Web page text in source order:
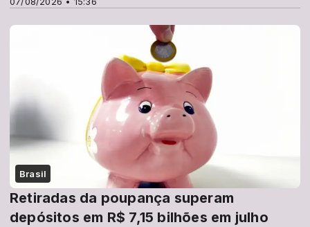
Brasil
Retiradas da poupança superam
depósitos em R$ 7,15 bilhões em julho